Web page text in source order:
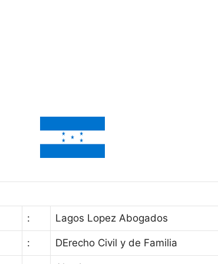
: Lagos Lopez Abogados
: DErecho Civil y de Familia